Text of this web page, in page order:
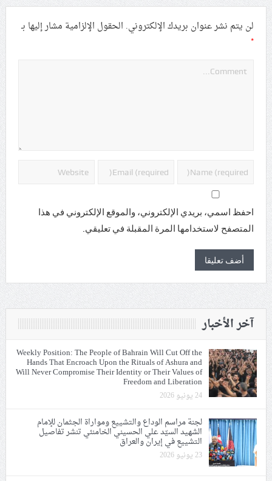
لن يتم نشر عنوان بريدك الإلكتروني. الحقول الإلزامية مشار إليها بـ
*
احفظ اسمي، بريدي الإلكتروني، والموقع الإلكتروني في هذا
المتصفح لاستخدامها المرة المقبلة في تعليقي.
آخر الأخبار
Weekly Position: The People of Bahrain Will Cut Off the
Hands That Encroach Upon the Rituals of Ashura and
Will Never Compromise Their Identity or Their Values of
Freedom and Liberation
24 يونيو 2026
لجنة مراسم الوداع والتشييع ومواراة الجثمان للإمام
الشهيد السيّد علي الحسيني الخامنئي تنشر تفاصيل
التشييع في إيران والعراق
23 يونيو 2026